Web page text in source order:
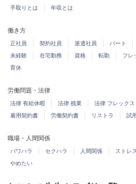
手取りとは
年収とは
働き方
正社員 契約社員 派遣社員 パート
未経験
在宅勤務 資格 転勤 フレ
育休
労働問題・法律
法律 有給休暇 法律 残業 法律 フレックス
雇用契約書
労働契約書 リストラ 試
職場・人間関係
パワハラ セクハラ 人間関係 ストレス
やめたい